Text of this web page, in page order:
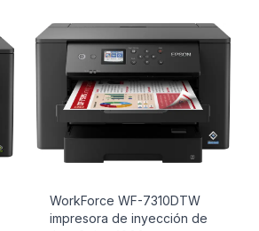
WorkForce WF-7310DTW
impresora de inyección de